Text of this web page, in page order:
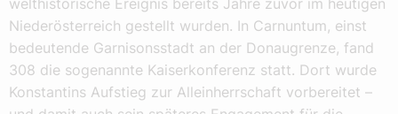
Niederösterreich gestellt wurden. In Carnuntum, einst
bedeutende Garnisonsstadt an der Donaugrenze, fand
308 die sogenannte Kaiserkonferenz statt. Dort wurde
Konstantins Aufstieg zur Alleinherrschaft vorbereitet –